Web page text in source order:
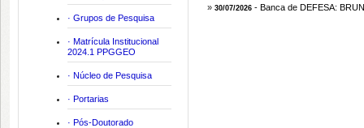
· Grupos de Pesquisa
· Matrícula Institucional
2024.1 PPGGEO
· Núcleo de Pesquisa
· Portarias
· Pós-Doutorado
» 30/07/2026 - Banca de DEFESA: